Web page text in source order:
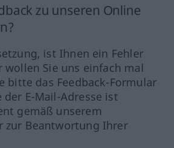
zu unseren Online
ist Ihnen ein Fehler
wollen Sie uns einfach mal
bitte das Feedback-Formular
der E-Mail-Adresse ist
gemäß unserem
zur Beantwortung Ihrer